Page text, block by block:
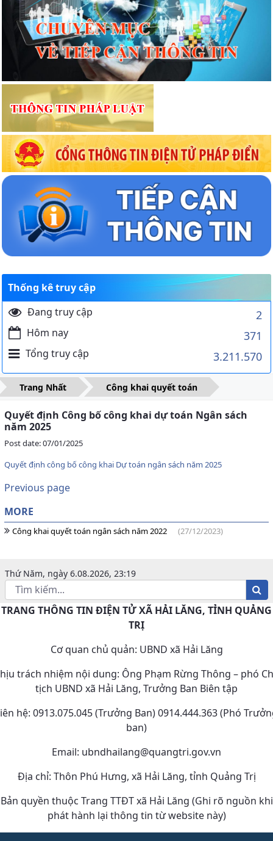
Thống kê truy cập
Đang truy cập
2
Hôm nay 371
Tổng truy cập 3.211.570
Trang Nhất Công khai quyết toán
Quyết định Công bố công khai dự toán Ngân sách
năm 2025
Post date: 07/01/2025
Quyết định công bố công khai Dự toán ngân sách năm 2025
Previous page
MORE
Công khai quyết toán ngân sách năm 2022 (27/12/2023)
Thứ Năm, ngày 6.08.2026, 23:19
TRANG THÔNG TIN ĐIỆN TỬ XÃ HẢI LĂNG, TỈNH QUẢNG
TRỊ
Cơ quan chủ quản: UBND xã Hải Lăng
trách nhiệm nội dung: Ông Phạm Rừng Thông – phó
tịch UBND xã Hải Lăng, Trưởng Ban Biên tập
hệ: 0913.075.045 (Trưởng Ban) 0914.444.363 (Phó
ban)
Email: ubndhailang@quangtri.gov.vn
Địa chỉ: Thôn Phú Hưng, xã Hải Lăng, tỉnh Quảng Trị
Bản quyền thuộc Trang TTĐT xã Hải Lăng (Ghi rõ nguồn khi
phát hành lại thông tin từ website này)